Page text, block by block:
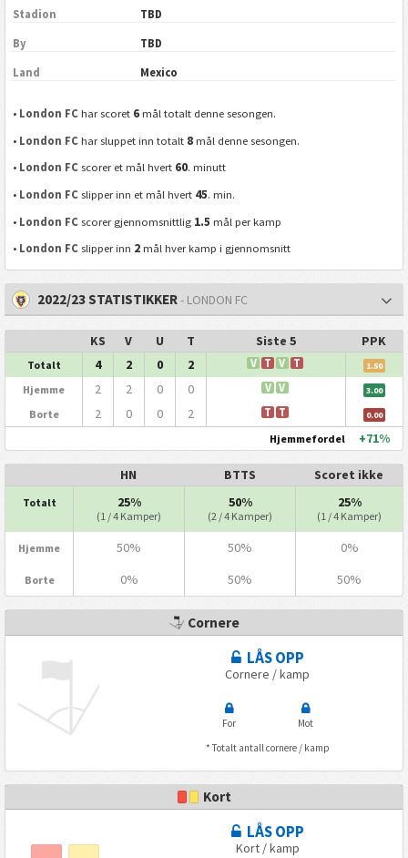
Stadion TBD
By TBD
Land Mexico
• London FC har scoret 6 mål totalt denne sesongen.
• London FC har sluppet inn totalt 8 mål denne sesongen.
• London FC scorer et mål hvert 60. minutt
• London FC slipper inn et mål hvert 45. min.
• London FC scorer gjennomsnittlig 1.5 mål per kamp
• London FC slipper inn 2 mål hver kamp i gjennomsnitt
2022/23 STATISTIKKER- LONDON FC
KS V U T Siste 5 PPK
Totalt 4 2 0 2 V T V T 1.50
Hjemme 2 2 0 0 V V 3.00
Borte 2 0 0 2 T T 0.00
Hjemmefordel +71%
HN BTTS Scoret ikke
Totalt 25%
(1 / 4 Kamper)
50%
(2 / 4 Kamper)
25%
(1 / 4 Kamper)
Hjemme 50% 50% 0%
Borte 0% 50% 50%
Cornere
LÅS OPP
Cornere / kamp
For
Mot
* Totalt antall cornere / kamp
Kort
LÅS OPP
Kort / kamp